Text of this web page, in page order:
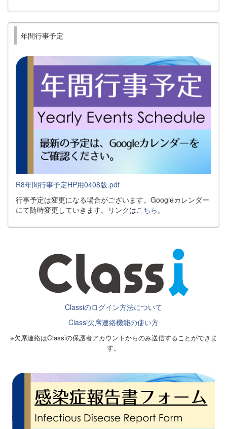
年間行事予定
R8年間行事予定HP用0408版.pdf
行事予定は変更になる場合がございます。Googleカレンダー
にて随時変更していきます。リンクはこちら 。
Classiのログイン方法について
Classi欠席連絡機能の使い方
※欠席連絡はClassiの保護者アカウントからのみ送信することができま
す。